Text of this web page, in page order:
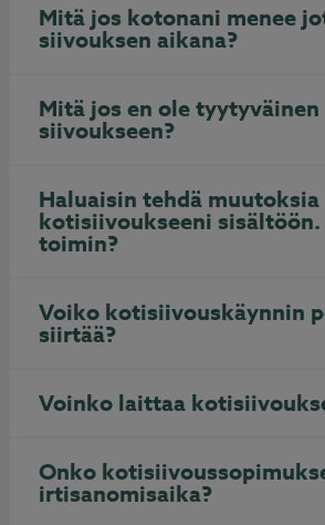
Mitä jos kotonani menee
siivouksen aikana?
Mitä jos en ole tyytyväinen
siivoukseen?
Haluaisin tehdä muutoksia
kotisiivoukseeni
toimin?
Voiko kotisiivouskäynnin
siirtää?
Voinko laittaa
Onko
irtisanomisaika?